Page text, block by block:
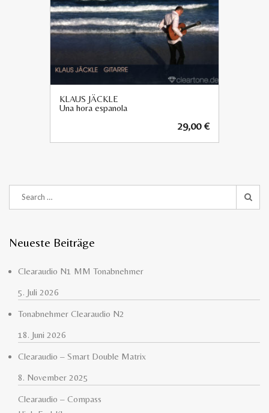
KLAUS JÄCKLE
Una hora espanola
29,00€
Neueste Beiträge
Clearaudio N1 MM Tonabnehmer
5. Juli 2026
Tonabnehmer Clearaudio N2
18. Juni 2026
Clearaudio – Smart Double Matrix
8. November 2025
Clearaudio – Compass